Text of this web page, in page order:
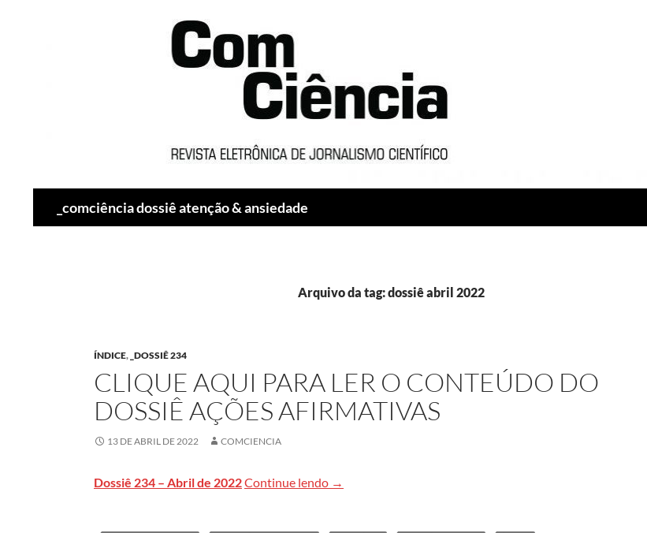
_comciência dossiê atenção & ansiedade
Arquivo da tag: dossiê abril 2022
ÍNDICE, _DOSSIÊ 234
CLIQUE AQUI PARA LER O CONTEÚDO DO
DOSSIÊ AÇÕES AFIRMATIVAS
13 DE ABRIL DE 2022 COMCIENCIA
Dossiê 234 – Abril de 2022Continue lendo Clique aqui para ler o conteúdo do dossiê Ações Afirmativas
→